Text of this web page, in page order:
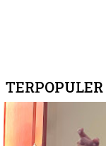
TERPOPULER